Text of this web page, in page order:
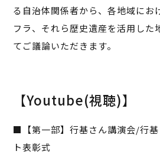
る自治体関係者から、各地域にお
フラ、それら歴史遺産を活用した
てご議論いただきます。
【Youtube(視聴)】
■【第一部】行基さん講演会/行
ト表彰式